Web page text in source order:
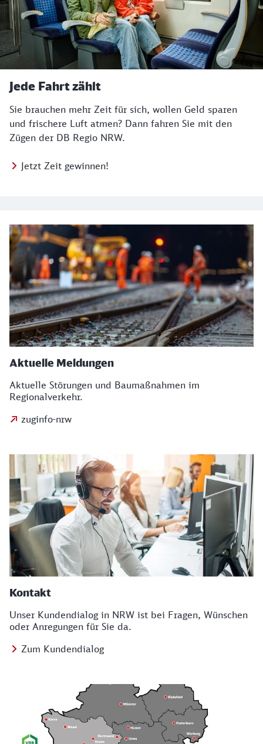
Jede Fahrt zählt
Sie brauchen mehr Zeit für sich, wollen Geld sparen
und frischere Luft atmen? Dann fahren Sie mit den
Zügen der DB Regio NRW.
Jetzt Zeit gewinnen!
Aktuelle Meldungen
Aktuelle Störungen und Baumaßnahmen im
Regionalverkehr.
zuginfo-nrw
Kontakt
Unser Kundendialog in NRW ist bei Fragen, Wünschen
oder Anregungen für Sie da.
Zum Kundendialog